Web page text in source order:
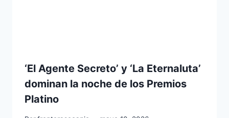
‘El Agente Secreto’ y ‘La Eternaluta’
dominan la noche de los Premios
Platino